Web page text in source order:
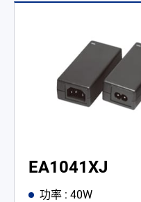
EA1041XJ
功率 : 40W